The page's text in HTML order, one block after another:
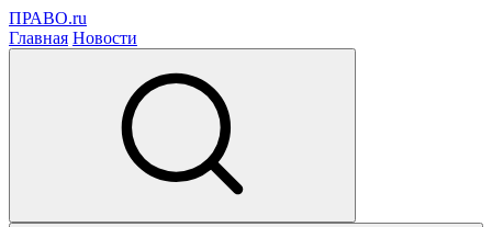
ПРАВО.ru
Главная Новости